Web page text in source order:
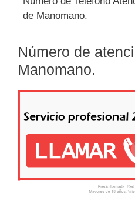
de Manomano.
Número de
Manomano.